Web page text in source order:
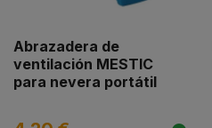
Abrazadera de
ventilación MESTIC
para nevera portátil